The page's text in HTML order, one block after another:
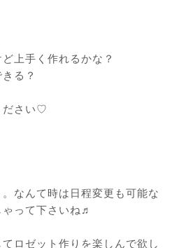
上手く作れるかな？
る？
ださい♡
なんて時は日程変更も可能な
って下さいね♬
ロゼット作りを楽しんで欲し